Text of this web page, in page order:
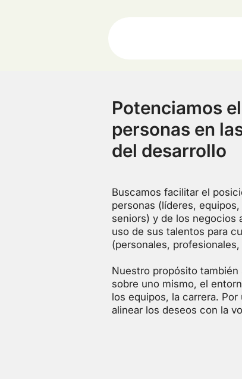
Potenciamos
personas en
del desarrollo
Buscamos facilitar el
personas (líderes,
seniors) y de los negocios
uso de sus talentos para
(personales,
Nuestro propósito
sobre uno mismo, el
los equipos, la carrera.
alinear los deseos con la